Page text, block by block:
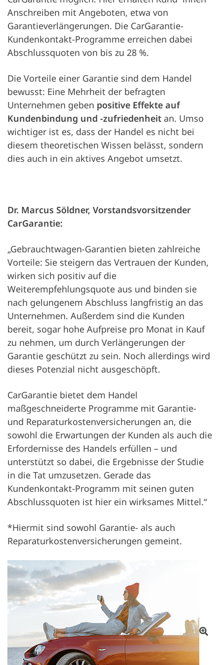
Anschreiben mit Angeboten, etwa von
Garantieverlängerungen. Die CarGarantie-
Kundenkontakt-Programme erreichen dabei
Abschlussquoten von bis zu 28 %.
Die Vorteile einer Garantie sind dem Handel
bewusst: Eine Mehrheit der befragten
Unternehmen geben positive Effekte auf
Kundenbindung und -zufriedenheit an. Umso
wichtiger ist es, dass der Handel es nicht bei
diesem theoretischen Wissen belässt, sondern
dies auch in ein aktives Angebot umsetzt.
Dr. Marcus Söldner, Vorstandsvorsitzender
CarGarantie:
„Gebrauchtwagen-Garantien bieten zahlreiche
Vorteile: Sie steigern das Vertrauen der Kunden,
wirken sich positiv auf die
Weiterempfehlungsquote aus und binden sie
nach gelungenem Abschluss langfristig an das
Unternehmen. Außerdem sind die Kunden
bereit, sogar hohe Aufpreise pro Monat in Kauf
zu nehmen, um durch Verlängerungen der
Garantie geschützt zu sein. Noch allerdings wird
dieses Potenzial nicht ausgeschöpft.
CarGarantie bietet dem Handel
maßgeschneiderte Programme mit Garantie-
und Reparaturkostenversicherungen an, die
sowohl die Erwartungen der Kunden als auch die
Erfordernisse des Handels erfüllen – und
unterstützt so dabei, die Ergebnisse der Studie
in die Tat umzusetzen. Gerade das
Kundenkontakt-Programm mit seinen guten
Abschlussquoten ist hier ein wirksames Mittel.“
*Hiermit sind sowohl Garantie- als auch
Reparaturkostenversicherungen gemeint.